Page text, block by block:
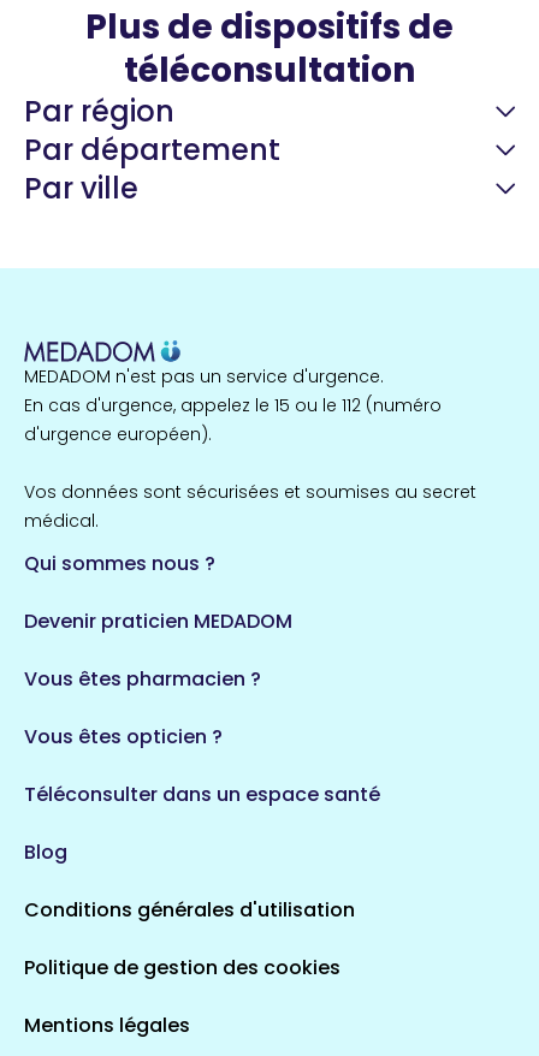
Plus de dispositifs de
téléconsultation
Par région
Île-de-France
857 espaces de santé
Auvergne-Rhône-Alpes
720 espaces de santé
693 espaces de santé
Par département
Côtes-d'Armor
Maine-et-Loire
Loiret
Loir-et-Cher
Par ville
1 espaces de santé
1 espaces de santé
MEDADOM n'est pas un service d'urgence.
En cas d'urgence, appelez le 15 ou le 112 (numéro
d'urgence européen).
Vos données sont sécurisées et soumises au secret
médical.
Qui sommes nous ?
Devenir praticien MEDADOM
Vous êtes pharmacien ?
Vous êtes opticien ?
Téléconsulter dans un espace santé
Blog
Conditions générales d'utilisation
Politique de gestion des cookies
Mentions légales